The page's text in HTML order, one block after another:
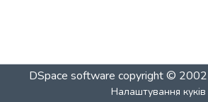
DSpace software copyright ©
Налаштування куків